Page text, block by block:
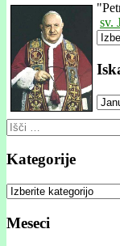
"
sv.
Išči:
Kategorije
Kategorije
Meseci